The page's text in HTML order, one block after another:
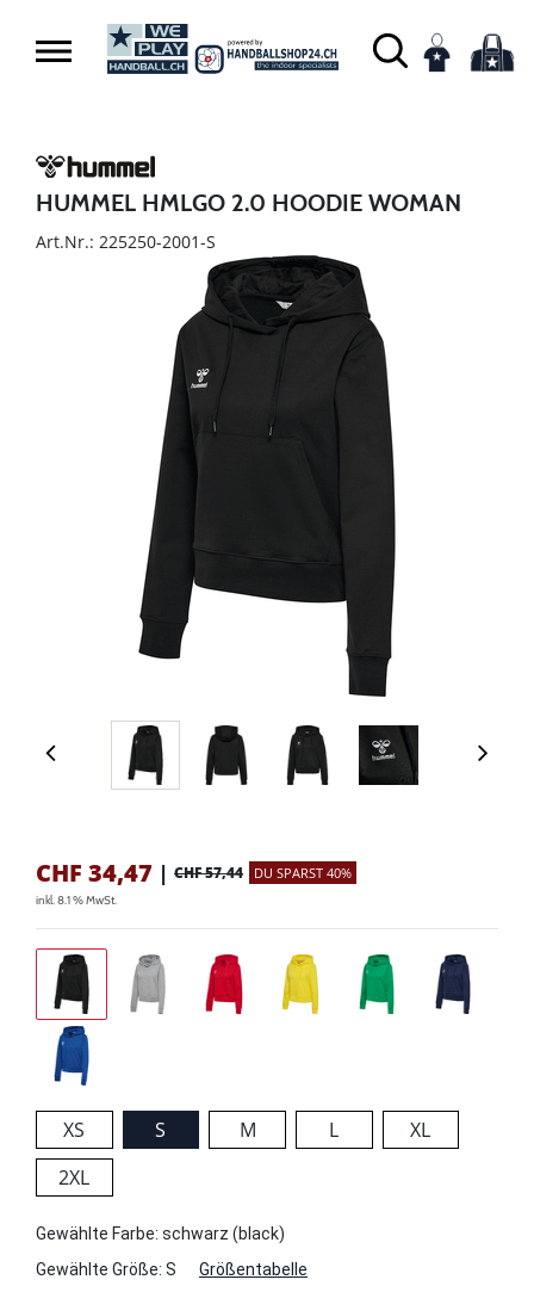
HUMMEL HMLGO 2.0 HOODIE WOMAN
Art.Nr.: 225250-2001-S
CHF 34,47 | CHF 57,44 DU SPARST 40%
inkl. 8.1 % MwSt.
XS S M L
XL
2XL
Gewählte Farbe: schwarz (black)
Gewählte Größe: S Größentabelle